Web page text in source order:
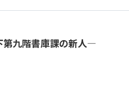
九階書庫課の新人―